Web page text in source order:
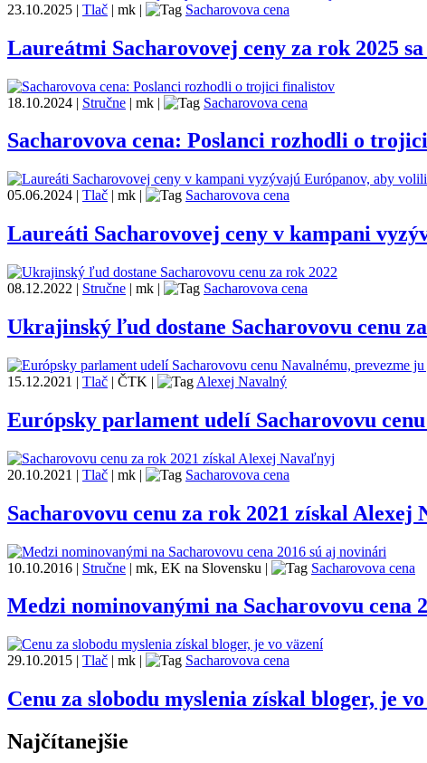
23.10.2025 | Tlač | mk | Sacharovova cena
Laureátmi Sacharovovej ceny za rok 2025
18.10.2024 | Stručne | mk | Sacharovova cena
Sacharovova cena: Poslanci rozhodli o
05.06.2024 | Tlač | mk | Sacharovova cena
Laureáti Sacharovovej ceny v kampani
08.12.2022 | Stručne | mk | Sacharovova cena
Ukrajinský ľud dostane Sacharovovu cenu
15.12.2021 | Tlač | ČTK | Alexej Navalný
Európsky parlament udelí Sacharovovu
20.10.2021 | Tlač | mk | Sacharovova cena
Sacharovovu cenu za rok 2021 získal Alexej
10.10.2016 | Stručne | mk, EK na Slovensku | Sacharovova cena
Medzi nominovanými na Sacharovovu cena
29.10.2015 | Tlač | mk | Sacharovova cena
Cenu za slobodu myslenia získal bloger, je
Najčítanejšie